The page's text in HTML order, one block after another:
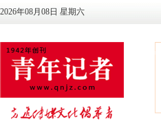
2026年08月08日 星期六